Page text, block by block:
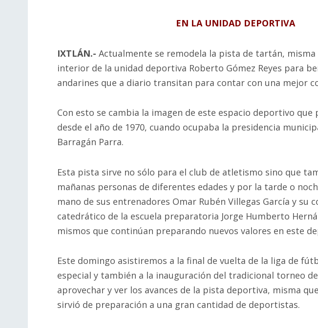
EN LA UNIDAD DEPORTIVA
IXTLÁN.- Actualmente se remodela la pista de tartán, misma
interior de la unidad deportiva Roberto Gómez Reyes para
andarines que a diario transitan para contar con una mejor
Con esto se cambia la imagen de este espacio deportivo que
desde el año de 1970, cuando ocupaba la presidencia
Barragán Parra.
Esta pista sirve no sólo para el club de atletismo sino que
mañanas personas de diferentes edades y por la tarde o
mano de sus entrenadores Omar Rubén Villegas García y su
catedrático de la escuela preparatoria Jorge Humberto
mismos que continúan preparando nuevos valores en este
Este domingo asistiremos a la final de vuelta de la liga de
especial y también a la inauguración del tradicional torneo
aprovechar y ver los avances de la pista deportiva, misma
sirvió de preparación a una gran cantidad de deportistas.